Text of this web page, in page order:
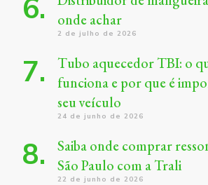
onde achar
2 de julho de 2026
Tubo aquecedor TBI: o
funciona e por que é
seu veículo
24 de junho de 2026
Saiba onde comprar
São Paulo com a Trali
22 de junho de 2026